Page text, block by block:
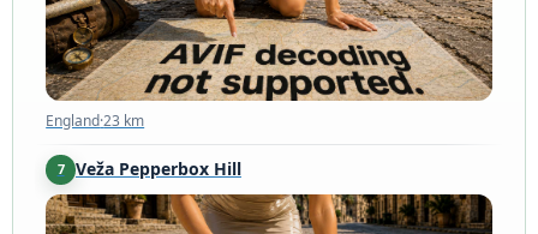
England·23 km
7 Veža Pepperbox Hill
England·25 km